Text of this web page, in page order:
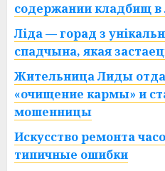
содержании кладбищ в
Ліда — горад з
спадчына, якая
Жительница Лиды
«очищение кармы» и
мошенницы
Искусство ремонта
типичные ошибки